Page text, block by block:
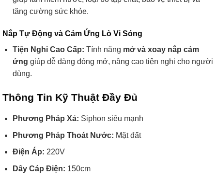
tăng cường sức khỏe.
Nắp Tự Động và Cảm Ứng Lò Vi Sóng
Tiện Nghi Cao Cấp: Tính năng mở và xoay nắp cảm
ứng giúp dễ dàng đóng mở, nâng cao tiện nghi cho người
dùng.
Thông Tin Kỹ Thuật Đầy Đủ
Phương Pháp Xả: Siphon siêu mạnh
Phương Pháp Thoát Nước: Mặt đất
Điện Áp: 220V
Dây Cáp Điện: 150cm